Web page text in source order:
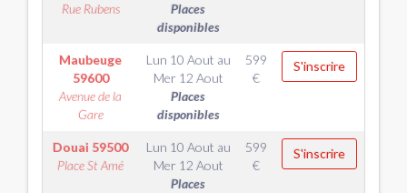
Rue Rubens
Places
disponibles
Maubeuge
59600
Avenue de la
Gare
Lun 10 Aout au
Mer 12 Aout
Places
disponibles
599
€
S'inscrire
Douai 59500
Place St Amé
Lun 10 Aout au
Mer 12 Aout
Places
599
€
S'inscrire